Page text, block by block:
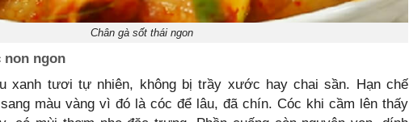
Chân gà sốt thái ngon
non ngon
xanh tươi tự nhiên, không bị trầy xước hay chai sần. Hạn chế
màu vàng vì đó là cóc để lâu, đã chín. Cóc khi cầm lên thấy